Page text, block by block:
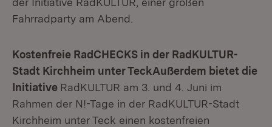
Fahrradparty am Abend.
Kostenfreie RadCHECKS in der RadKULTUR-
Stadt Kirchheim unter TeckAußerdem bietet die
Initiative RadKULTUR am 3. und 4. Juni im
Rahmen der N!-Tage in der RadKULTUR-Stadt
Kirchheim unter Teck einen kostenfreien